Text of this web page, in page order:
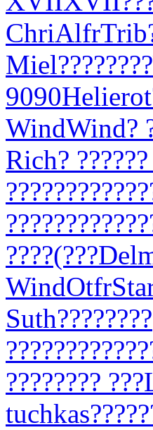
ChriAlfrTrib
Miel????????
9090Helierot
WindWind?
Rich? ???
???????????
???????????
????(???
WindOtfr
Suth????????
????????????
???????? ???
tuchkas????